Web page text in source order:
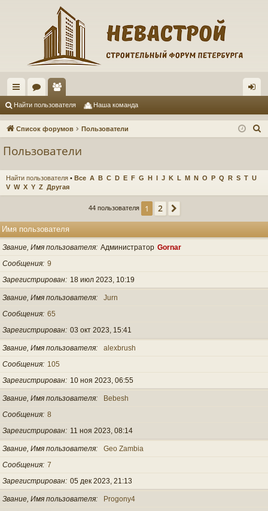
с
ы
ор
ум
ол
ьз
ел
и
д
Найти пользователя Наша команда
Список форумов Пользователи
Пользователи
Найти пользователя • Все A B C D E F G H I J K L M N O P Q R S T U
V W X Y Z Другая
44 пользователя 1 2
Имя пользователя
Звание, Имя пользователя Администратор Gornar
Сообщения 9
Зарегистрирован
18 июл 2023, 10:19
Звание, Имя пользователя
Jurn
Сообщения 65
Зарегистрирован 03 окт 2023, 15:41
Звание, Имя пользователя
alexbrush
Сообщения
105
Зарегистрирован
10 ноя 2023, 06:55
Звание, Имя пользователя
Bebesh
Сообщения 8
Зарегистрирован
11 ноя 2023, 08:14
Звание, Имя пользователя
Geo Zambia
Сообщения 7
Зарегистрирован 05 дек 2023, 21:13
Звание, Имя пользователя
Progony4